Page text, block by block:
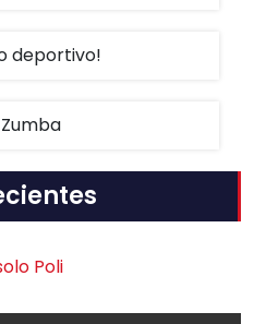
deportivo!
Poli